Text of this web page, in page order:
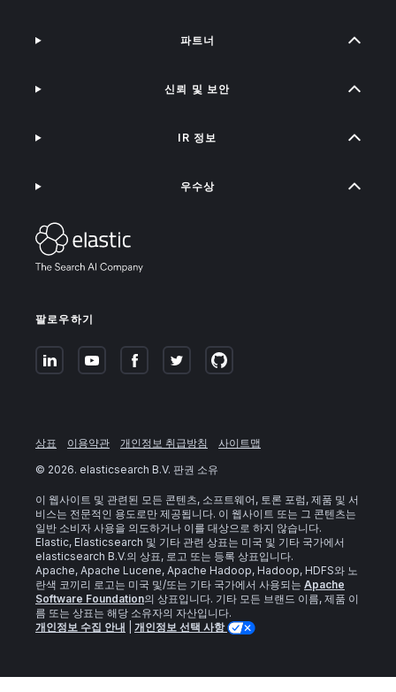
팔로우하기
파트너
신뢰 및 보안
IR 정보
우수상
상표 이용약관 개인정보 취급방침
사이트맵
© 2026. elasticsearch B.V. 판권 소유
이 웹사이트 및 관련된 모든 콘텐츠, 소프트웨어, 토론 포럼, 제품 및 서
비스는 전문적인 용도로만 제공됩니다. 이 웹사이트 또는 그 콘텐츠는
일반 소비자 사용을 의도하거나 이를 대상으로 하지 않습니다.
Elastic, Elasticsearch 및 기타 관련 상표는 미국 및 기타 국가에서
elasticsearch B.V.의 상표, 로고 또는 등록 상표입니다.
Apache, Apache Lucene, Apache Hadoop, Hadoop, HDFS와 노
란색 코끼리 로고는 미국 및/또는 기타 국가에서 사용되는 Apache
Software Foundation의 상표입니다. 기타 모든 브랜드 이름, 제품 이
름 또는 상표는 해당 소유자의 자산입니다.
개인정보 수집 안내
개인정보 선택 사항